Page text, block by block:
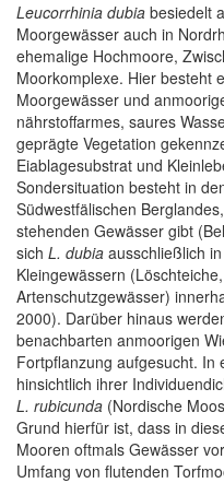
Leucorrhinia dubia besiedelt
Moorgewässer auch in
ehemalige Hochmoore,
Moorkomplexe. Hier besteht
Moorgewässer und
nährstoffarmes, saures
geprägte Vegetation
Eiablagesubstrat und
Sondersituation besteht in
Südwestfälischen
stehenden Gewässer gibt
sich L. dubia ausschließlich
Kleingewässern
Artenschutzgewässer)
2000). Darüber hinaus
benachbarten anmoorigen
Fortpflanzung aufgesucht. In
hinsichtlich ihrer
L. rubicunda (Nordische
Grund hierfür ist, dass in
Mooren oftmals Gewässer
Umfang von flutenden